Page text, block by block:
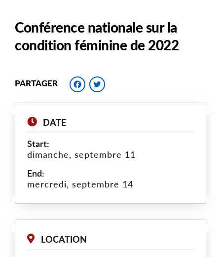
Conférence nationale sur la
condition féminine de 2022
PARTAGER Facebook
DATE
Start:
dimanche, septembre 11
End:
mercredi, septembre 14
LOCATION